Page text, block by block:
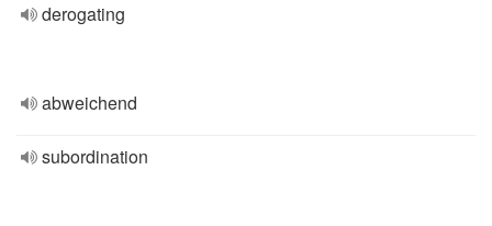
derogating
abweichend
subordination